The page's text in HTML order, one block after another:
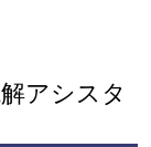
アシスタ